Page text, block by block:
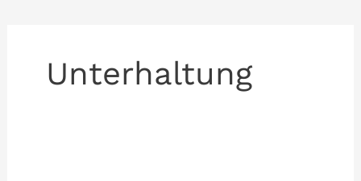
Unterhaltung